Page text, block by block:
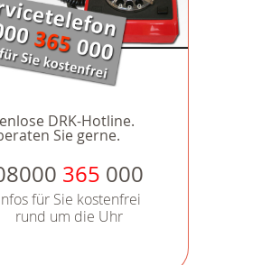
DRK-Hotline.
Sie gerne.
365 000
für Sie kostenfrei
rund um die Uhr